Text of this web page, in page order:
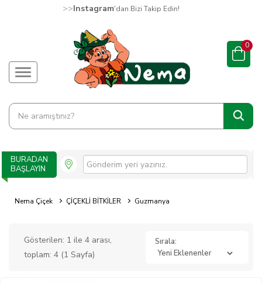
>>Instagram'dan Bizi Takip Edin!
0
BURADAN
BAŞLAYIN
Nema Çiçek ÇİÇEKLİ BİTKİLER Guzmanya
Gösterilen: 1 ile 4 arası,
toplam: 4 (1 Sayfa)
Sırala: